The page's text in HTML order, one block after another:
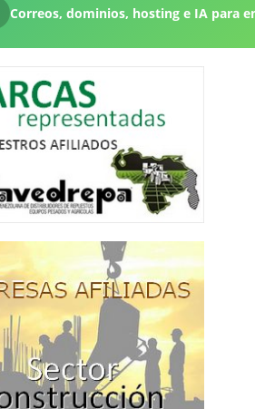
e IA para empresas → Click aquí